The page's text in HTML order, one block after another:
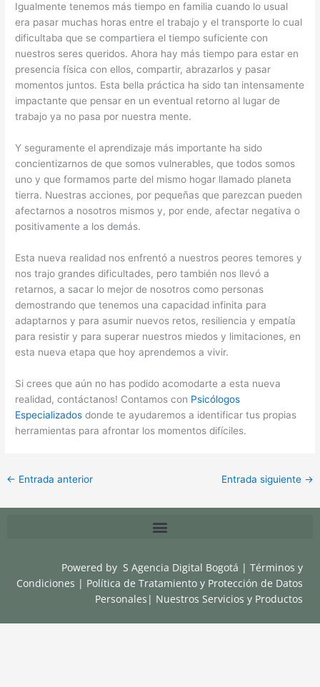
Igualmente tenemos más tiempo en familia cuando lo usual
era pasar muchas horas entre el trabajo y el transporte lo cual
dificultaba que se compartiera el tiempo suficiente con
nuestros seres queridos. Ahora hay más tiempo para estar en
presencia física con ellos, compartir, abrazarlos y pasar
momentos juntos. Esta bella práctica ha sido tan intensamente
impactante que pensar en un eventual retorno al lugar de
trabajo ya no pasa por nuestra mente.
Y seguramente el aprendizaje más importante ha sido
concientizarnos de que somos vulnerables, que todos somos
uno y que formamos parte del mismo hogar llamado planeta
tierra. Nuestras acciones, por pequeñas que parezcan pueden
afectarnos a nosotros mismos y, por ende, afectar negativa o
positivamente a los demás.
Esta nueva realidad nos enfrentó a nuestros peores temores y
nos trajo grandes dificultades, pero también nos llevó a
retarnos, a sacar lo mejor de nosotros como personas
demostrando que tenemos una capacidad infinita para
adaptarnos y para asumir nuevos retos, resiliencia y empatía
para resistir y para superar nuestros miedos y limitaciones, en
esta nueva etapa que hoy aprendemos a vivir.
Si crees que aún no has podido acomodarte a esta nueva
realidad, contáctanos! Contamos con Psicólogos
Especializados donde te ayudaremos a identificar tus propias
herramientas para afrontar los momentos difíciles.
← Entrada anterior Entrada siguiente →
Powered by S Agencia Digital Bogotá |Términos y
Condiciones | Política de Tratamiento y Protección de Datos
Personales | Nuestros Servicios y Productos